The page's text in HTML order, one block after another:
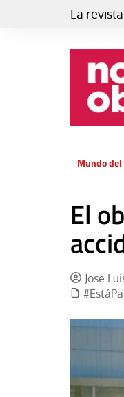
La revista
Mundo
El trabajo
MMTC
Laboral
La
El amor
Los
mundo
El
Jose